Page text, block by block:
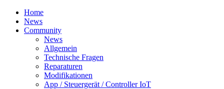
Home
News
Community
News
Allgemein
Technische Fragen
Reparaturen
Modifikationen
App / Steuergerät / Controller IoT